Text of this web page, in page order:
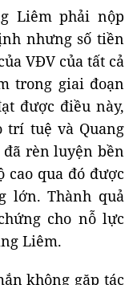
Liêm phải nộp
nhưng số tiền
VĐV của tất cả
trong giai đoạn
được điều này,
trí tuệ và Quang
rèn luyện bền
qua đó được
lớn. Thành quả
cho nỗ lực
Liêm.
không gặp tác